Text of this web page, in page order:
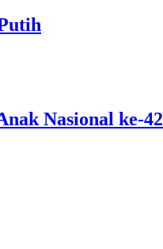
Nasional ke-42